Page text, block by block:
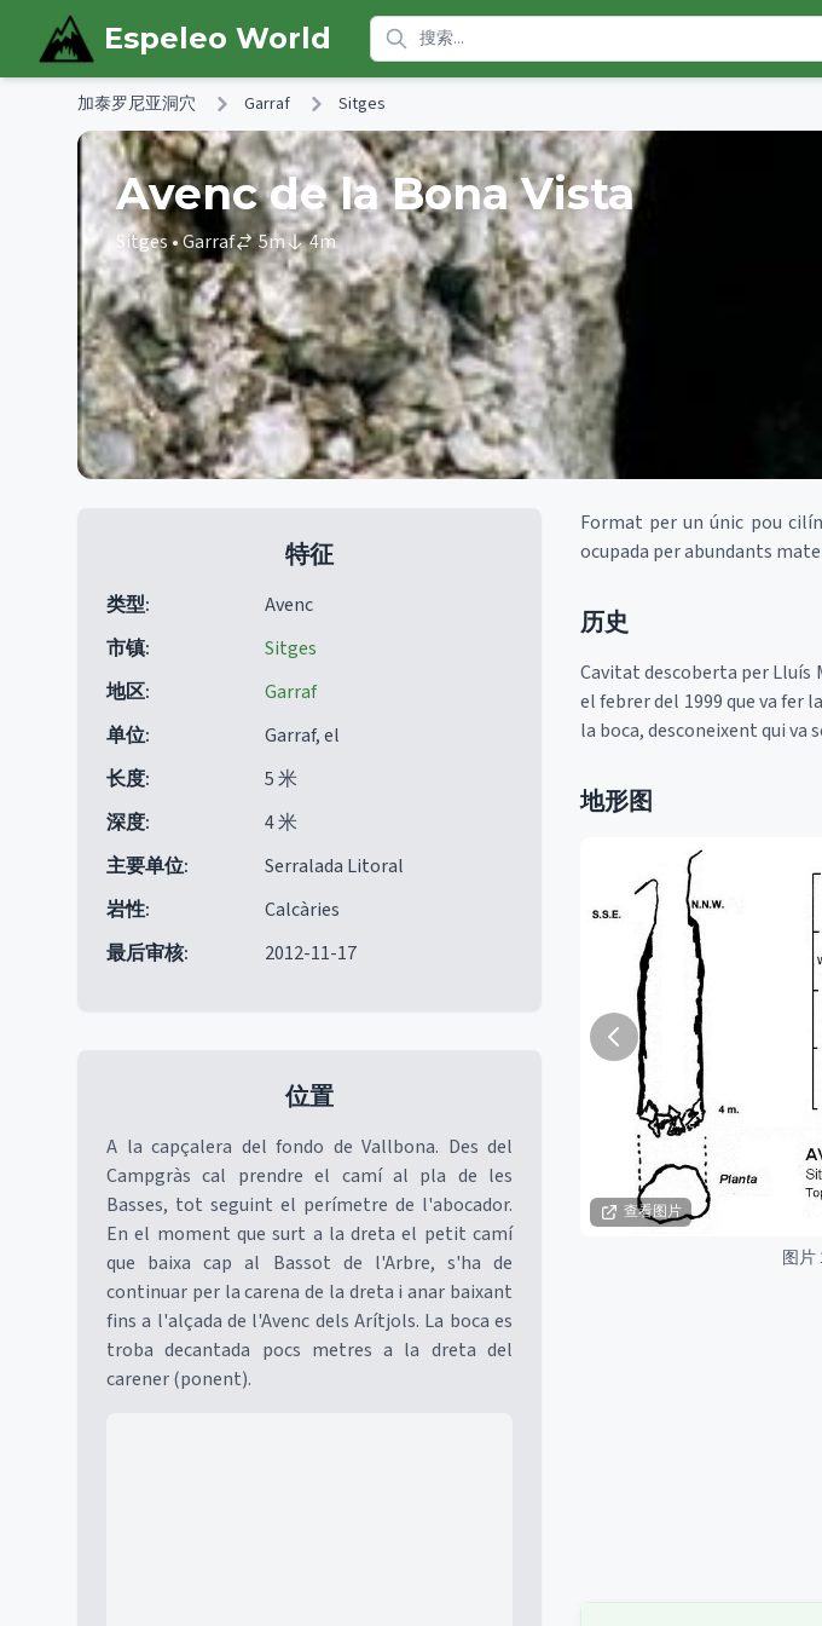
Skip to main content
Espeleo World
加泰罗尼亚洞穴 Garraf Sitges
Avenc de la Bona Vista
Sitges• Garraf 5m 4m
特征
类型:
Avenc
市镇:
Sitges
地区:
Garraf
单位:
Garraf, el
长度:
5 米
深度:
4 米
主要单位:
Serralada Litoral
岩性:
Calcàries
最后审核: 2012-11-17
位置
A la capçalera del fondo de Vallbona. Des del
Campgràs cal prendre el camí al pla de les
Basses, tot seguint el perímetre de l'abocador.
En el moment que surt a la dreta el petit camí
que baixa cap al Bassot de l'Arbre, s'ha de
continuar per la carena de la dreta i anar baixant
fins a l'alçada de l'Avenc dels Arítjols. La boca es
troba decantada pocs metres a la dreta del
carener (ponent).
Format per un únic pou
ocupada per abundants
历史
Cavitat descoberta per Lluís
el febrer del 1999 que va fer
la boca, desconeixent qui va
地形图
查看图片
图片